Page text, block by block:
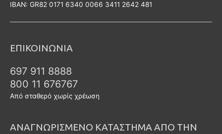
ΙΒΑΝ: GR82 0171 6340 0066 3411 2642 481
ΕΠΙΚΟΙΝΩΝΙΑ
697 911 8888
800 11 676767
Από σταθερό χωρίς χρέωση
ΑΝΑΓΝΩΡΙΣΜΕΝΟ ΚΑΤΑΣΤΗΜΑ ΑΠΟ ΤΗΝ